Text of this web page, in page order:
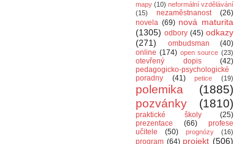
mapy (10) neformální vzdělávání
(15)
nezaměstnanost
(26)
novela (69) nová maturita
(1305) odbory (45) odkazy
(271)
ombudsman
(40)
online (174) open source (23)
otevřený dopis
(42)
pedagogicko-psychologické
poradny
(41) petice (19)
polemika
(1885)
pozvánky
(1810)
praktické školy
(25)
prezentace
(66)
profese
učitele
(50) prognózy (16)
program (64) projekt (506)